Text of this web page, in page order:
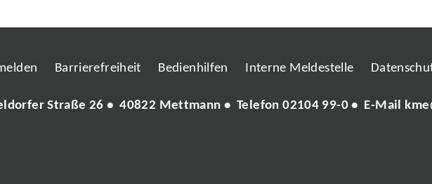
Barrierefreiheit Bedienhilfen Interne Meldestelle
Straße 26 • 40822 Mettmann • Telefon02104 99-0• E-Mail